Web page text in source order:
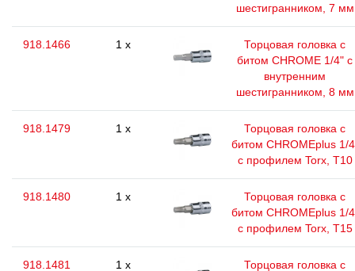
шестигранником, 7 мм
918.1466 1 x
Торцовая головка с
битом CHROME 1/4" с
внутренним
шестигранником, 8 мм
918.1479 1 x
Торцовая головка с
битом CHROMEplus 1/
с профилем Torx, T10
918.1480 1 x
Торцовая головка с
битом CHROMEplus 1/
с профилем Torx, T15
918.1481 1 x
Торцовая головка с